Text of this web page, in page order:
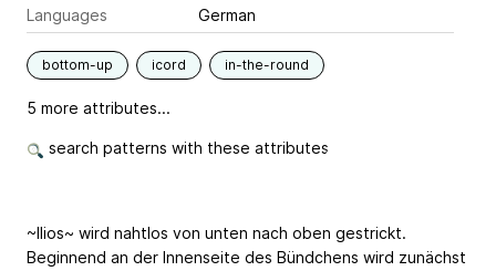
Languages
German
bottom-up icord in-the-round
5 more attributes...
search patterns with these attributes
~Ilios~ wird nahtlos von unten nach oben gestrickt.
Beginnend an der Innenseite des Bündchens wird zunächst